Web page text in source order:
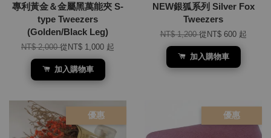
專利黃金＆金屬黑萬能夾 S-
type Tweezers
(Golden/Black Leg)
NT$ 2,000從 NT$ 1,000 起
加入購物車
NEW銀狐系列 Silver Fox
Tweezers
NT$ 1,200從 NT$ 600 起
加入購物車
優惠 優惠